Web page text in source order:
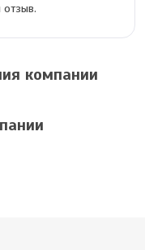
отзыв.
компании